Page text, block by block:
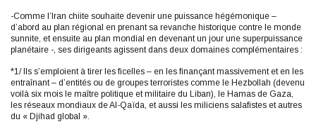
-Comme l’Iran chiite souhaite devenir une puissance hégémonique –
d’abord au plan régional en prenant sa revanche historique contre le monde
sunnite, et ensuite au plan mondial en devenant un jour une superpuissance
planétaire -, ses dirigeants agissent dans deux domaines complémentaires :
*1/ Ils s’emploient à tirer les ficelles – en les finançant massivement et en les
entraînant – d’entités ou de groupes terroristes comme le Hezbollah (devenu
voilà six mois le maître politique et militaire du Liban), le Hamas de Gaza,
les réseaux mondiaux de Al-Qaïda, et aussi les miliciens salafistes et autres
du « Djihad global ».